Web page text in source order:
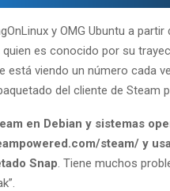
y OMG Ubuntu a
es conocido por su
está viendo un número cada
del cliente de Steam
en Debian y sistemas
steam/ y
Snap . Tiene muchos